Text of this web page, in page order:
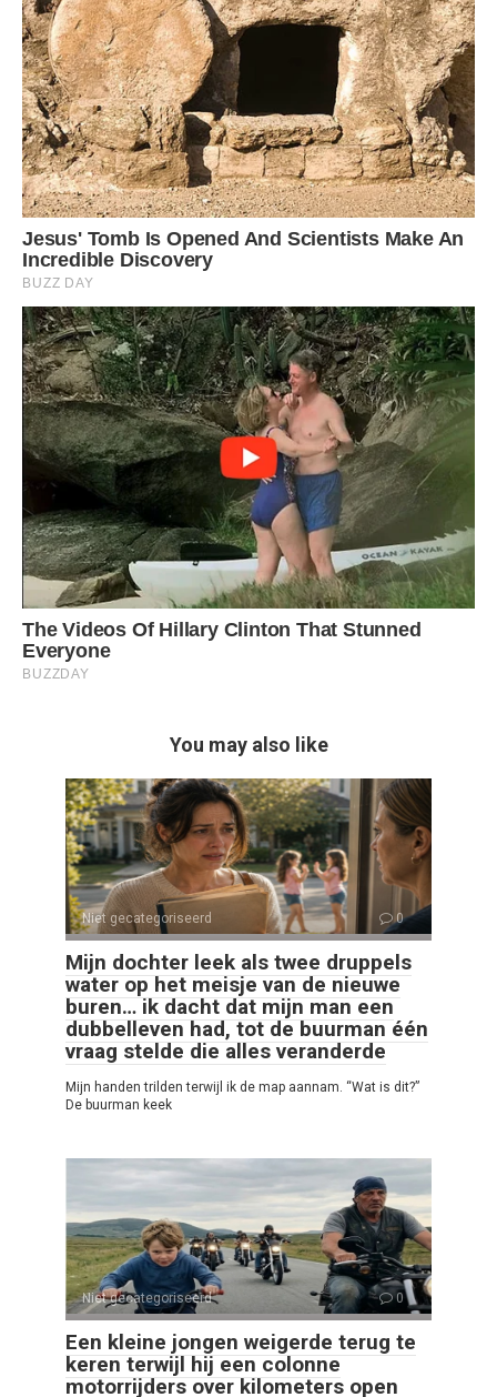
You may also like
Niet gecategoriseerd 0
Mijn dochter leek als twee druppels
water op het meisje van de nieuwe
buren… ik dacht dat mijn man een
dubbelleven had, tot de buurman één
vraag stelde die alles veranderde
Mijn handen trilden terwijl ik de map aannam. “Wat is dit?”
De buurman keek
Niet gecategoriseerd 0
Een kleine jongen weigerde terug te
keren terwijl hij een colonne
motorrijders over kilometers open